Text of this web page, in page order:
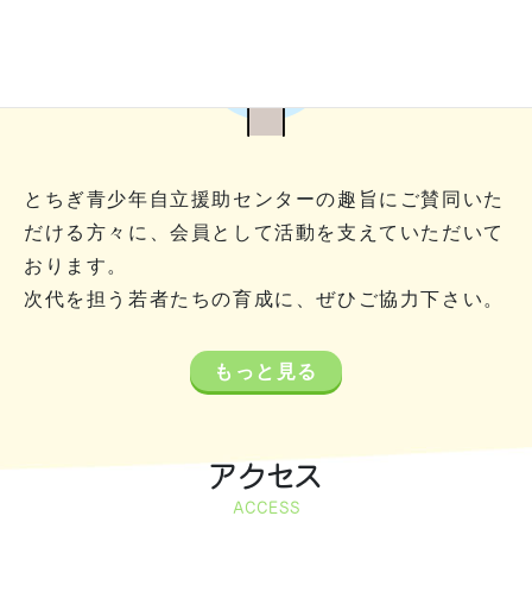
とちぎ青少年自立援助センターの趣旨にご賛同いた
だける方々に、会員として活動を支えていただいて
おります。
次代を担う若者たちの育成に、ぜひご協力下さい。
もっと見る
アクセス
ACCESS